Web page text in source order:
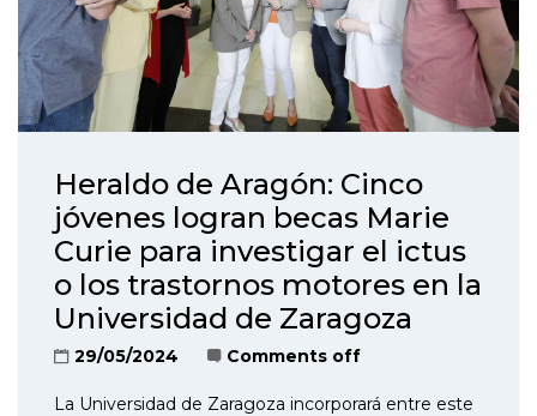
Heraldo de Aragón: Cinco
jóvenes logran becas Marie
Curie para investigar el ictus
o los trastornos motores en la
Universidad de Zaragoza
29/05/2024 Comments off
La Universidad de Zaragoza incorporará entre este